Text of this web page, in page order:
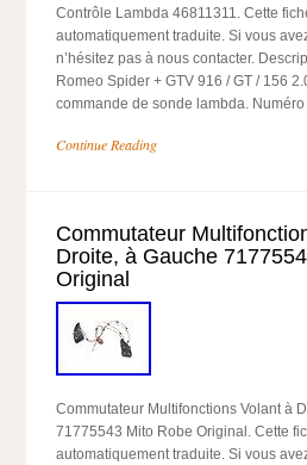
Contrôle Lambda 46811311. Cette
automatiquement traduite. Si vous
n’hésitez pas à nous contacter.
Romeo Spider + GTV 916 / GT / 156
commande de sonde lambda.
Continue Reading
Commutateur
Droite, à Gauche
Original
Commutateur Multifonctions Volant à
71775543 Mito Robe Original. Cette
automatiquement traduite. Si vous